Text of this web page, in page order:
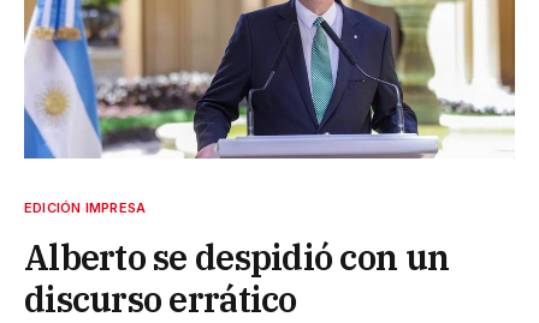
EDICIÓN IMPRESA
Alberto se despidió con un
discurso errático